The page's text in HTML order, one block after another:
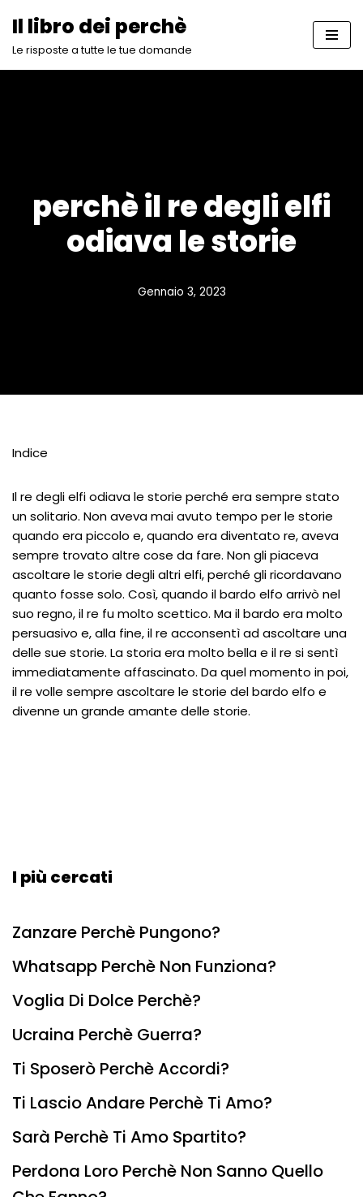
Vai
Il libro dei perchè
Le risposte a tutte le tue domande
perchè il re degli elfi
odiava le storie
Gennaio 3, 2023
Indice
Il re degli elfi odiava le storie perché era sempre stato
un solitario. Non aveva mai avuto tempo per le storie
quando era piccolo e, quando era diventato re, aveva
sempre trovato altre cose da fare. Non gli piaceva
ascoltare le storie degli altri elfi, perché gli ricordavano
quanto fosse solo. Così, quando il bardo elfo arrivò nel
suo regno, il re fu molto scettico. Ma il bardo era molto
persuasivo e, alla fine, il re acconsentì ad ascoltare una
delle sue storie. La storia era molto bella e il re si sentì
immediatamente affascinato. Da quel momento in poi,
il re volle sempre ascoltare le storie del bardo elfo e
divenne un grande amante delle storie.
I più cercati
Zanzare Perchè Pungono?
Whatsapp Perchè Non Funziona?
Voglia Di Dolce Perchè?
Ucraina Perchè Guerra?
Ti Sposerò Perchè Accordi?
Ti Lascio Andare Perchè Ti Amo?
Sarà Perchè Ti Amo Spartito?
Perdona Loro Perchè Non Sanno Quello